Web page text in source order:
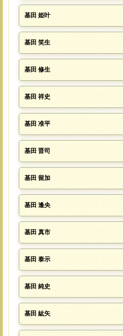
基田 姫叶
基田 笑生
基田 修生
基田 祥史
基田 准平
基田 晋司
基田 留加
基田 逢央
基田 真市
基田 泰示
基田 純史
基田 紘矢